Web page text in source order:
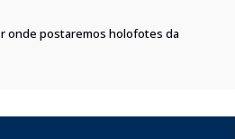
onde postaremos holofotes da